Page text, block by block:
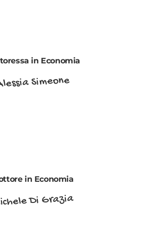
in Economia
Simeone
in Economia
Di Grazia